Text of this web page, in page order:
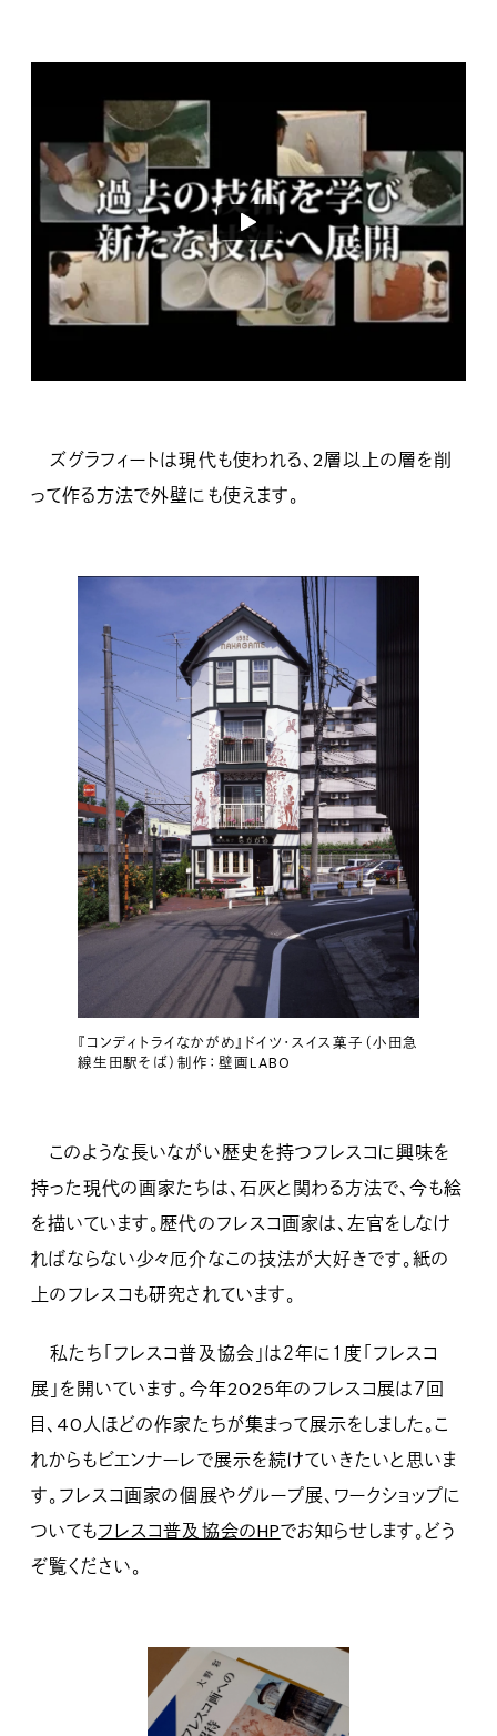
ズグラフィートは現代も使われる、2層以上の層を削
って作る方法で外壁にも使えます。
『コンディトライなかがめ』ドイツ・スイス菓子（小田急
線生田駅そば）制作：壁画LABO
このような長いながい歴史を持つフレスコに興味を
持った現代の画家たちは、石灰と関わる方法で、今も絵
を描いています。歴代のフレスコ画家は、左官をしなけ
ればならない少々厄介なこの技法が大好きです。紙の
上のフレスコも研究されています。
私たち「フレスコ普及協会」は２年に１度「フレスコ
展」を開いています。今年2025年のフレスコ展は７回
目、40人ほどの作家たちが集まって展示をしました。こ
れからもビエンナーレで展示を続けていきたいと思いま
す。フレスコ画家の個展やグループ展、ワークショップに
ついてもフレスコ普及協会のHPでお知らせします。どう
ぞ覧ください。